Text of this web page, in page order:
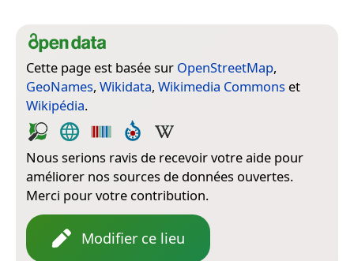
Cette page est basée sur OpenStreetMap,
GeoNames, Wikidata, Wikimedia Commons et
Wikipédia.
Nous serions ravis de recevoir votre aide pour
améliorer nos sources de données ouvertes.
Merci pour votre contribution.
Modifier ce lieu